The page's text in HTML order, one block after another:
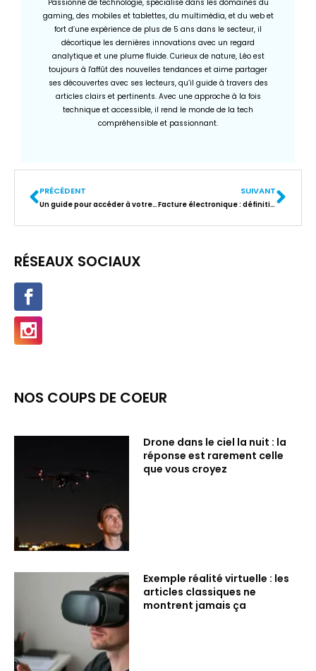
Passionné de technologie, spécialisé dans les domaines du
gaming, des mobiles et tablettes, du multimédia, et du web et
fort d’une expérience de plus de 5 ans dans le secteur, il
décortique les dernières innovations avec un regard
analytique et une plume fluide. Curieux de nature, Léo est
toujours à l'affût des nouvelles tendances et aime partager
ses découvertes avec ses lecteurs, qu’il guide à travers des
articles clairs et pertinents. Avec une approche à la fois
technique et accessible, il rend le monde de la tech
compréhensible et passionnant.
PRÉCÉDENT
Un guide pour accéder à votre compte Amazon et pour connaître ses différents services
SUIVANT
Facture électronique : définition, fonctionnement et avantages
RÉSEAUX SOCIAUX
NOS COUPS DE COEUR
Drone dans le ciel la nuit : la
réponse est rarement celle
que vous croyez
Exemple réalité virtuelle : les
articles classiques ne
montrent jamais ça